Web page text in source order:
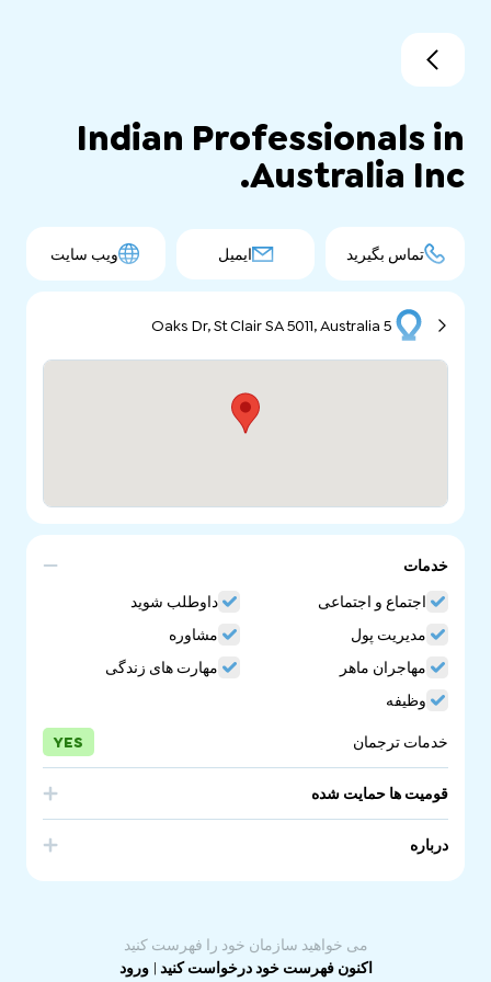
Indian Professionals in
Australia Inc.
تماس بگیرید ایمیل ویب سایت
5 Oaks Dr, St Clair SA 5011, Australia
خدمات
اجتماع و اجتماعی
داوطلب شوید
مدیریت پول
مشاوره
مهاجران ماهر
مهارت های زندگی
وظیفه
خدمات ترجمان YES
قومیت ها حمایت شده
درباره
professionals can help you.
می خواهید سازمان خود را فهرست کنید
اکنون فهرست خود درخواست کنید |ورود